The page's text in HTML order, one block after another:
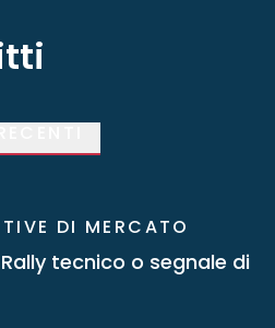
DI MERCATO
tecnico o segnale di